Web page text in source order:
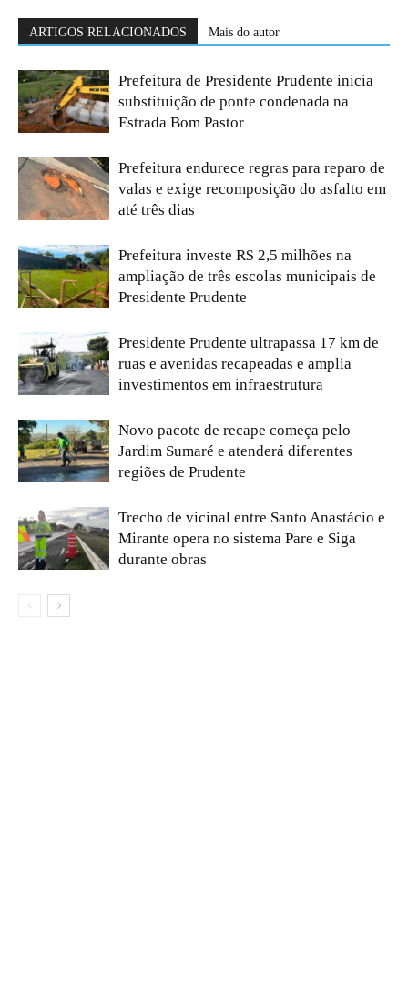
ARTIGOS RELACIONADOS Mais do autor
Prefeitura de Presidente Prudente inicia
substituição de ponte condenada na
Estrada Bom Pastor
Prefeitura endurece regras para reparo de
valas e exige recomposição do asfalto em
até três dias
Prefeitura investe R$ 2,5 milhões na
ampliação de três escolas municipais de
Presidente Prudente
Presidente Prudente ultrapassa 17 km de
ruas e avenidas recapeadas e amplia
investimentos em infraestrutura
Novo pacote de recape começa pelo
Jardim Sumaré e atenderá diferentes
regiões de Prudente
Trecho de vicinal entre Santo Anastácio e
Mirante opera no sistema Pare e Siga
durante obras